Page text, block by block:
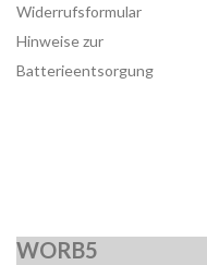
Widerrufsformular
Hinweise zur
Batterieentsorgung
WORB5